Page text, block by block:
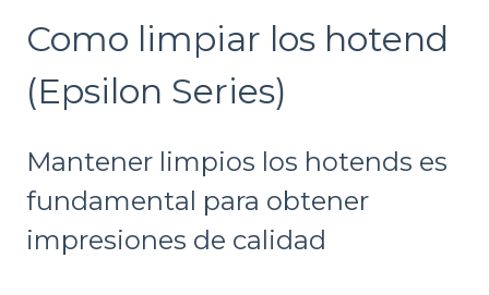
Como limpiar los hotend
(Epsilon Series)
Mantener limpios los hotends es
fundamental para obtener
impresiones de calidad